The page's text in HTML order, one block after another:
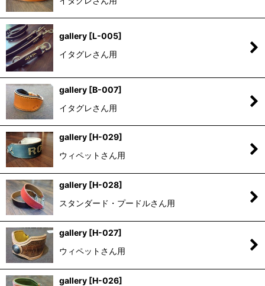
gallery [L-005]
イタグレさん用
gallery [B-007]
イタグレさん用
gallery [H-029]
ウィペットさん用
gallery [H-028]
スタンダード・プードルさん用
gallery [H-027]
ウィペットさん用
gallery [H-026]